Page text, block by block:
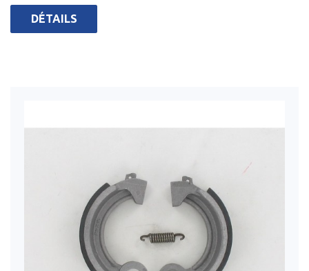
DÉTAILS